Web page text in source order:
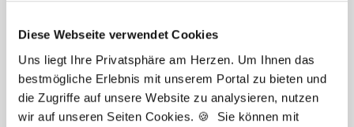
Diese Webseite verwendet Cookies
Uns liegt Ihre Privatsphäre am Herzen. Um Ihnen das
bestmögliche Erlebnis mit unserem Portal zu bieten und
die Zugriffe auf unsere Website zu analysieren, nutzen
wir auf unseren Seiten Cookies. 🍪 Sie können mit
Robert Braun